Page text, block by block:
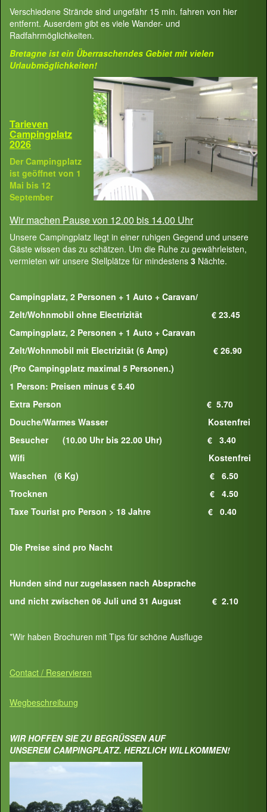
Verschiedene Strände sind ungefähr 15 min. fahren von hier
entfernt. Auserdem gibt es viele Wander- und
Radfahrmöglichkeiten.
Bretagne ist ein Überraschendes Gebiet mit vielen
Urlaubmöglichkeiten!
Tarieven
Campingplatz
2026
Der Campingplatz
ist geöffnet von 1
Mai bis 12
September
Wir machen Pause von 12.00 bis 14.00 Uhr
Unsere Campingplatz liegt in einer ruhigen Gegend und unsere
Gäste wissen das zu schätzen. Um die Ruhe zu gewährleisten,
vermieten wir unsere Stellplätze für mindestens 3 Nächte.
Campingplatz, 2 Personen + 1 Auto + Caravan/
Zelt/Wohnmobil ohne Electrizität € 23.45
Campingplatz, 2 Personen + 1 Auto + Caravan
Zelt/Wohnmobil mit Electrizität (6 Amp) € 26.90
(Pro Campingplatz maximal 5 Personen.)
1 Person: Preisen minus € 5.40
Extra Person € 5.70
Douche/Warmes Wasser Kostenfrei
Besucher (10.00 Uhr bis 22.00 Uhr) € 3.40
Wifi Kostenfrei
Waschen (6 Kg) € 6.50
Trocknen € 4.50
Taxe Tourist pro Person > 18 Jahre € 0.40
Die Preise sind pro Nacht
Hunden sind nur zugelassen nach Absprache
und nicht zwischen 06 Juli und 31 August € 2.10
*Wir haben Brochuren mit Tips für schöne Ausfluge
Contact / Reservieren
Wegbeschreibung
WIR HOFFEN SIE ZU BEGRÜSSEN AUF
UNSEREM CAMPINGPLATZ. HERZLICH WILLKOMMEN!